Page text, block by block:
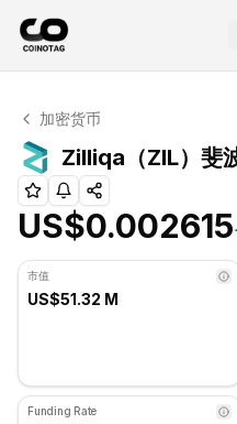
Zilliqa 技术分析
Zilliqa 目前交易价格为
加密货币
US$0.002615
市值
US$51.32 M
Funding Rate